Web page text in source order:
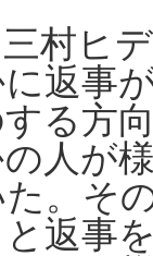
村ヒ
返事
る方
人が
。そ
返事